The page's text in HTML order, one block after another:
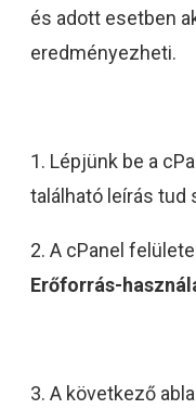
és adott esetben
eredményezheti.
1. Lépjünk be a
található leírás tud
2. A cPanel
Erőforrás-
3. A következő